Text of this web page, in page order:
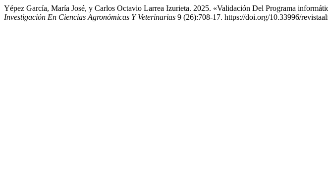
Yépez García, María José, y Carlos Octavio Larrea Izurieta. 2025. «Validación Del Programa
Investigación En Ciencias Agronómicas Y Veterinarias 9 (26):708-17. https://doi.org/10.33996/